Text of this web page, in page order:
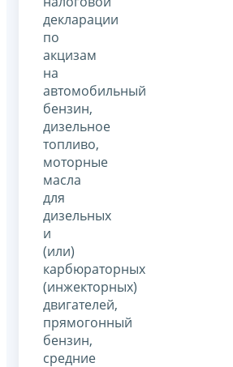
декларации
по
акцизам
на
автомобильный
бензин,
дизельное
топливо,
моторные
масла
для
дизельных
и
(или)
карбюраторных
(инжекторных)
двигателей,
прямогонный
бензин,
средние